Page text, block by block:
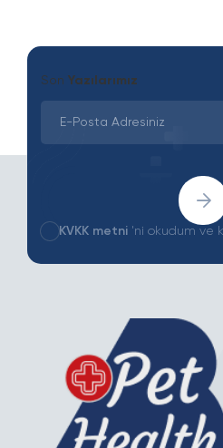
Son Yazılarımız
KVKK metni 'ni okudum ve